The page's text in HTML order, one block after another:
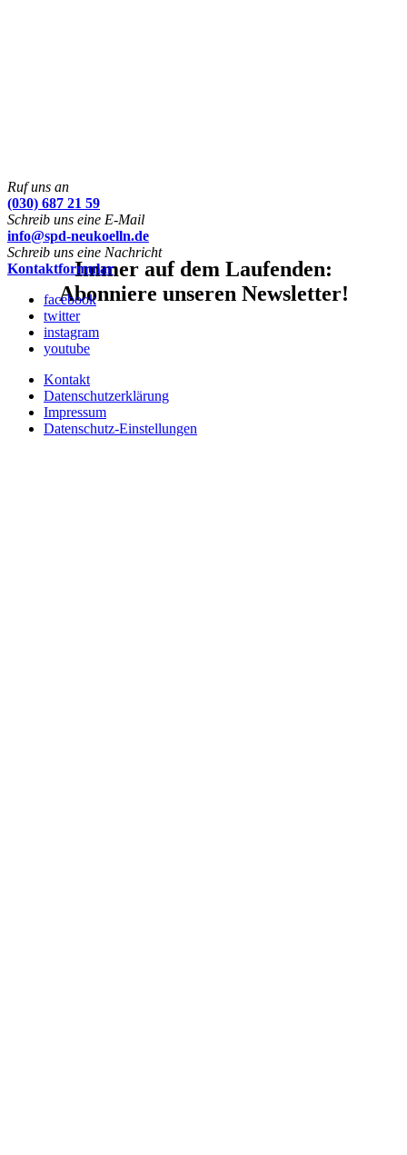
Immer auf dem Laufenden:
Abonniere unseren Newsletter!
Ruf uns an
(030) 687 21 59
Schreib uns eine E-Mail
info@spd-neukoelln.de
Schreib uns eine Nachricht
Kontaktformular
facebook
twitter
instagram
youtube
Kontakt
Datenschutzerklärung
Impressum
Datenschutz-Einstellungen